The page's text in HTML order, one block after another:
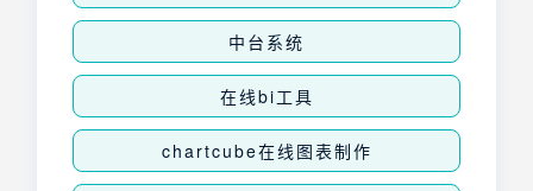
中台系统
在线bi工具
chartcube在线图表制作